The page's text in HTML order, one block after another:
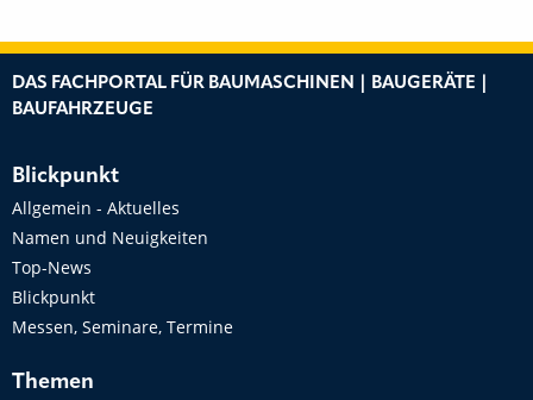
DAS FACHPORTAL FÜR BAUMASCHINEN | BAUGERÄTE |
BAUFAHRZEUGE
Blickpunkt
Allgemein - Aktuelles
Namen und Neuigkeiten
Top-News
Blickpunkt
Messen, Seminare, Termine
Themen